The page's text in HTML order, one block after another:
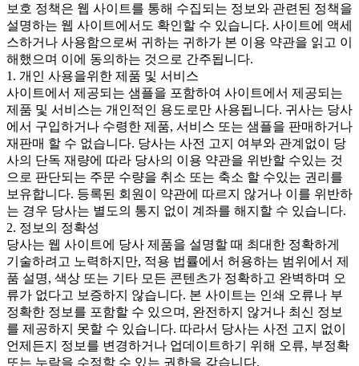
보호 정책은 웹 사이트를 통해 수집되는 정보와 관련된 정책을
설명하는 웹 사이트에서도 확인할 수 있습니다. 사이트에 액세
스하거나 사용함으로써 귀하는 귀하가 본 이용 약관을 읽고 이
해했으며 이에 동의하는 것으로 간주됩니다.
1. 개인 사용을위한 제품 및 서비스
사이트에서 제공되는 샘플을 포함하여 사이트에서 제공되는
제품 및 서비스는 개인적인 용도로만 사용됩니다. 귀사는 당사
에서 구입하거나 수령한 제품, 서비스 또는 샘플을 판매하거나
재판매 할 수 없습니다. 당사는 사전 고지 여부와 관계없이 당
사의 단독 재량에 따라 당사의 이용 약관을 위반할 수있는 것
으로 판단되는 주문 수량을 취소 또는 축소 할 수있는 권리를
보유합니다. 등록된 회원이 약관에 따르지 않거나 이를 위반하
는 경우 당사는 별도의 통지 없이 계좌를 해지할 수 있습니다.
2. 정보의 정확성
당사는 웹 사이트에 당사 제품을 설명할 때 최대한 정확하게
기술하려고 노력하지만, 적용 법률에서 허용하는 범위에서 제
품 설명, 색상 또는 기타 모든 콘텐츠가 정확하고 완벽하며 오
류가 없다고 보증하지 않습니다. 본 사이트는 인쇄 오류나 부
정확한 정보를 포함할 수 있으며, 완전하지 않거나 최신 정보
를 제공하지 못할 수 있습니다. 따라서 당사는 사전 고지 없이
언제든지 정보를 변경하거나 업데이트하기 위해 오류, 부정확
또는 누락을 수정할 수 있는 권한을 갖습니다.